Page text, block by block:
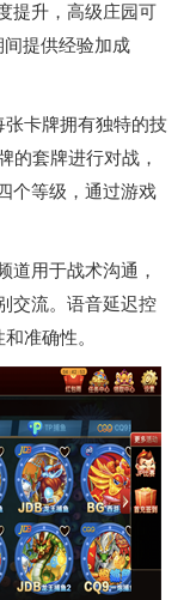
提升，高级庄园可
提供经验加成
卡牌拥有独特的技
的套牌进行对战，
个等级，通过游戏
道用于战术沟通，
交流。语音延迟控
准确性。